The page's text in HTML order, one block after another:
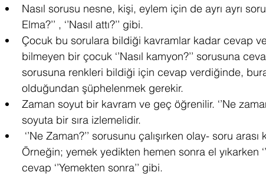
Nasıl sorusu nesne, kişi, eylem için de ayrı ayrı
Elma?’’ , ‘’Nasıl attı?’’ gibi.
Çocuk bu sorulara bildiği kavramlar kadar cevap
bilmeyen bir çocuk ‘’Nasıl kamyon?’’ sorusuna
sorusuna renkleri bildiği için cevap verdiğinde,
olduğundan şüphelenmek gerekir.
Zaman soyut bir kavram ve geç öğrenilir. ‘’Ne
soyuta bir sıra izlemelidir.
Örneğin; yemek yedikten hemen sonra el yıkarken
cevap ‘’Yemekten sonra’’ gibi.